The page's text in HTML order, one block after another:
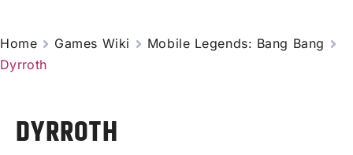
Home Games Wiki
Mobile Legends: Bang Bang
Dyrroth
DYRROTH